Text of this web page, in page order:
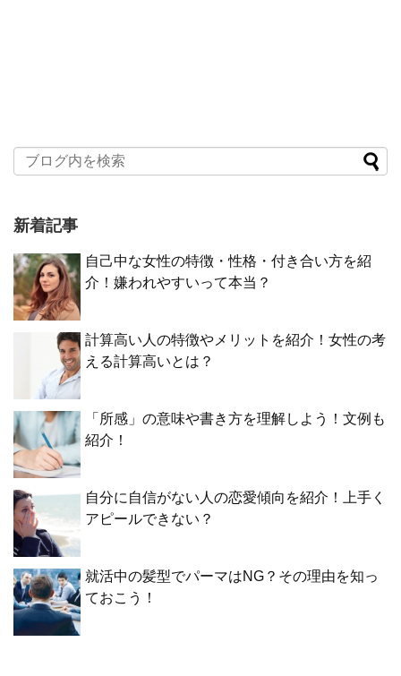
新着記事
自己中な女性の特徴・性格・付き合い方を紹
介！嫌われやすいって本当？
計算高い人の特徴やメリットを紹介！女性の考
える計算高いとは？
「所感」の意味や書き方を理解しよう！文例も
紹介！
自分に自信がない人の恋愛傾向を紹介！上手く
アピールできない？
就活中の髪型でパーマはNG？その理由を知っ
ておこう！